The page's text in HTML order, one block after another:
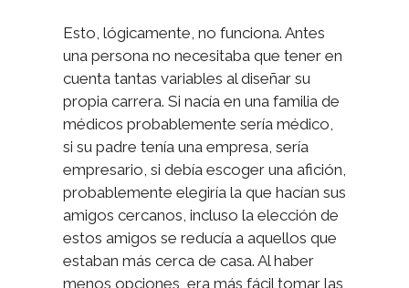
Esto, lógicamente, no funciona. Antes
una persona no necesitaba que tener en
cuenta tantas variables al diseñar su
propia carrera. Si nacía en una familia de
médicos probablemente sería médico,
si su padre tenía una empresa, sería
empresario, si debía escoger una afición,
probablemente elegiría la que hacían sus
amigos cercanos, incluso la elección de
estos amigos se reducía a aquellos que
estaban más cerca de casa. Al haber
menos opciones, era más fácil tomar las